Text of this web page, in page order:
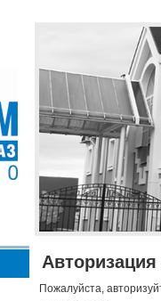
Авторизация
Пожалуйста,